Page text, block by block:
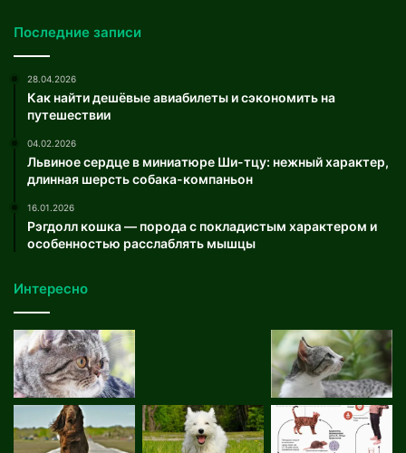
Последние записи
28.04.2026
Как найти дешёвые авиабилеты и сэкономить на
путешествии
04.02.2026
Львиное сердце в миниатюре Ши-тцу: нежный характер,
длинная шерсть собака-компаньон
16.01.2026
Рэгдолл кошка — порода с покладистым характером и
особенностью расслаблять мышцы
Интересно